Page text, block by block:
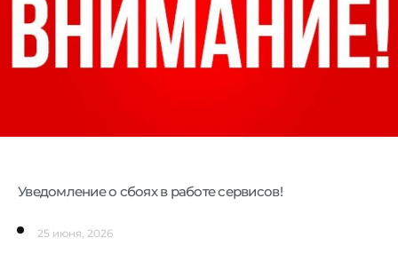
Уведомление о сбоях в работе сервисов!
25 июня, 2026